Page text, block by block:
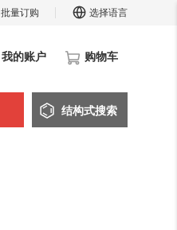
批量订购 选择语言
我的账户 购物车
结构式搜索